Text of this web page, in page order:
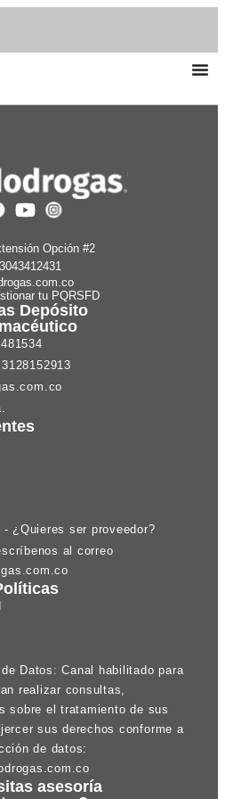
Opción #2
tu PQRSFD
Depósito
¿Quieres ser proveedor?
al correo
Datos: Canal habilitado para
realizar consultas,
sobre el tratamiento de sus
sus derechos conforme a
de datos:
asesoría